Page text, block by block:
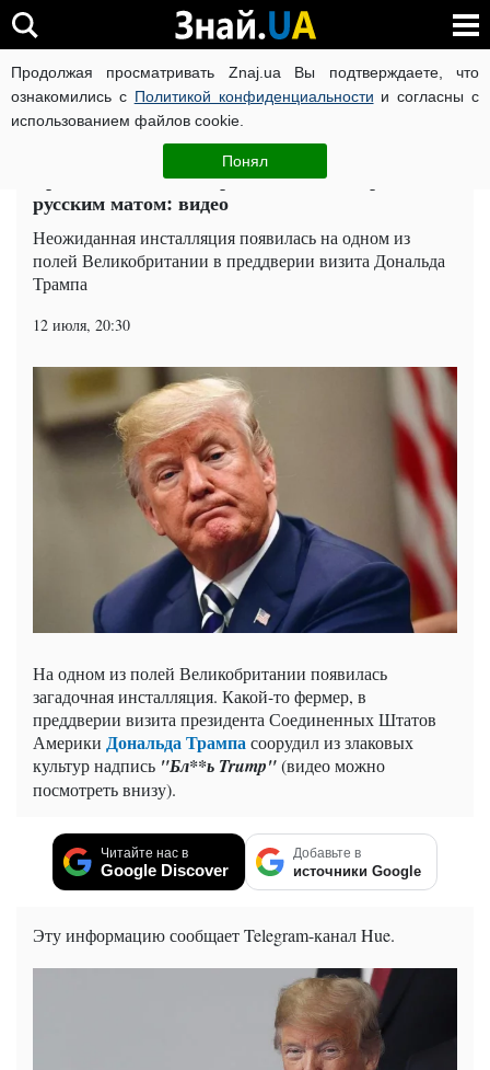
Продолжая просматривать Znaj.ua Вы подтверждаете, что
ознакомились с Политикой конфиденциальности и согласны с
использованием файлов cookie.
Понял
ВОЙНА РОССИИ ПРОТИВ УКРАИНЫ КОРОНАВИРУС В
ЧИТАТИ УКРАЇНСЬКОЮ
Британское поле поприветствовало Трампа
русским матом: видео
Неожиданная инсталляция появилась на одном из
полей Великобритании в преддверии визита Дональда
Трампа
12 июля, 20:30
На одном из полей Великобритании появилась
загадочная инсталляция. Какой-то фермер, в
преддверии визита президента Соединенных Штатов
Америки Дональда Трампасоорудил из злаковых
культур надпись "Бл**ь Trump"(видео можно
посмотреть внизу).
Читайте нас в
Google Discover
Добавьте в
источники Google
Эту информацию сообщает Telegram-канал Hue.